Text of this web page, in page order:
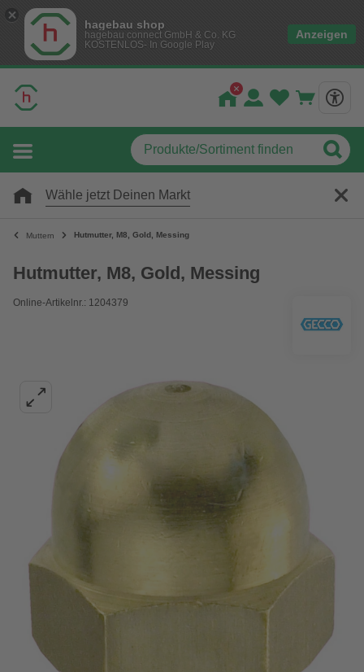
hagebau shop
hagebau connect GmbH & Co. KG
KOSTENLOS- In Google Play
Anzeigen
Wähle jetzt Deinen Markt
Muttern Hutmutter, M8, Gold, Messing
Hutmutter, M8, Gold, Messing
Online-Artikelnr.: 1204379